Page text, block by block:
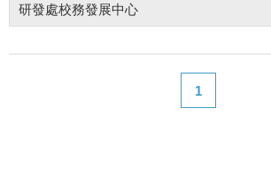
研發處校務發展中心
1